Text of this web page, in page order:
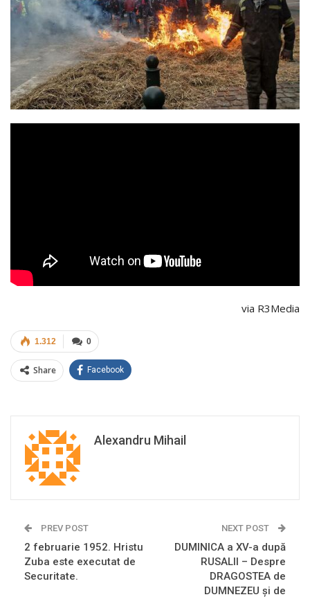
via R3Media
0
1.312
Share Facebook
Alexandru Mihail
PREV POST
2 februarie 1952. Hristu
Zuba este executat de
Securitate.
NEXT POST
DUMINICA a XV-a după
RUSALII – Despre
DRAGOSTEA de
DUMNEZEU și de